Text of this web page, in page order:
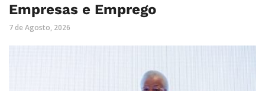
Empresas e Emprego
7 de Agosto, 2026